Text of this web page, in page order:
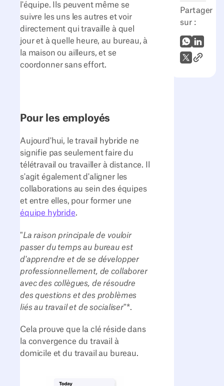
Partager
sur :
WhatsApp
X (Twitter)
Lien
l'équipe. Ils peuvent même se
suivre les uns les autres et voir
directement qui travaille à quel
jour et à quelle heure, au bureau, à
la maison ou ailleurs, et se
coordonner sans effort.
Pour les employés
Aujourd'hui, le travail hybride ne
signifie pas seulement faire du
télétravail ou travailler à distance. Il
s'agit également d'aligner les
collaborations au sein des équipes
et entre elles, pour former une
équipe hybride.
"La raison principale de vouloir
passer du temps au bureau est
d'apprendre et de se développer
professionnellement, de collaborer
avec des collègues, de résoudre
des questions et des problèmes
liés au travail et de socialiser"*.
Cela prouve que la clé réside dans
la convergence du travail à
domicile et du travail au bureau.